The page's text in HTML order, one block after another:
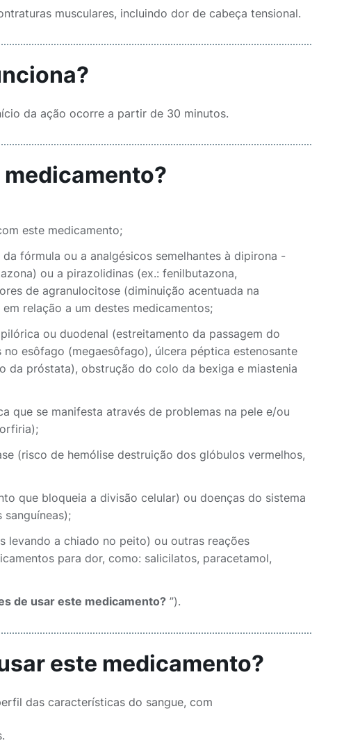
musculares, incluindo dor de cabeça tensional.
da ação ocorre a partir de 30 minutos.
medicamento?
este medicamento;
fórmula ou a analgésicos semelhantes à dipirona -
ou a pirazolidinas (ex.: fenilbutazona,
de agranulocitose (diminuição acentuada na
relação a um destes medicamentos;
ou duodenal (estreitamento da passagem do
esôfago (megaesôfago), úlcera péptica estenosante
da próstata), obstrução do colo da bexiga e miastenia
que se manifesta através de problemas na pele e/ou
(risco de hemólise destruição dos glóbulos vermelhos,
que bloqueia a divisão celular) ou doenças do sistema
levando a chiado no peito) ou outras reações
para dor, como: salicilatos, paracetamol,
de usar este medicamento? ”).
este medicamento?
das características do sangue, com